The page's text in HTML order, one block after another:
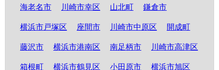
海老名市 川崎市幸区 山北町 鎌倉市
横浜市戸塚区 座間市 川崎市中原区 開成町
藤沢市 横浜市港南区 南足柄市 川崎市高津区
箱根町 横浜市鶴見区 小田原市 横浜市旭区